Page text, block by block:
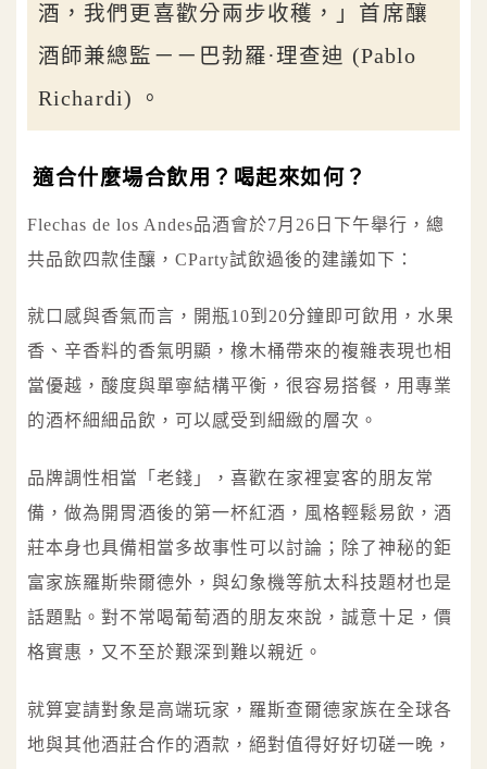
酒，我們更喜歡分兩步收穫，」首席釀
酒師兼總監－－巴勃羅·理查迪 (Pablo
Richardi) 。
適合什麼場合飲用？喝起來如何？
Flechas de los Andes品酒會於7月26日下午舉行，總
共品飲四款佳釀，CParty試飲過後的建議如下：
就口感與香氣而言，開瓶10到20分鐘即可飲用，水果
香、辛香料的香氣明顯，橡木桶帶來的複雜表現也相
當優越，酸度與單寧結構平衡，很容易搭餐，用專業
的酒杯細細品飲，可以感受到細緻的層次。
品牌調性相當「老錢」，喜歡在家裡宴客的朋友常
備，做為開胃酒後的第一杯紅酒，風格輕鬆易飲，酒
莊本身也具備相當多故事性可以討論；除了神秘的鉅
富家族羅斯柴爾德外，與幻象機等航太科技題材也是
話題點。對不常喝葡萄酒的朋友來說，誠意十足，價
格實惠，又不至於艱深到難以親近。
就算宴請對象是高端玩家，羅斯查爾德家族在全球各
地與其他酒莊合作的酒款，絕對值得好好切磋一晚，